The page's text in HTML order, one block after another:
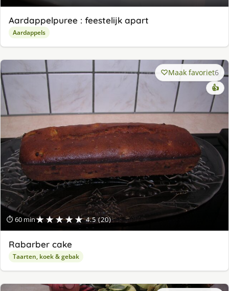
Aardappelpuree : feestelijk apart
Aardappels
⏱ 60 min★★★★★ 4.5 (20)
Maak favoriet6
👍
Rabarber cake
Taarten, koek & gebak